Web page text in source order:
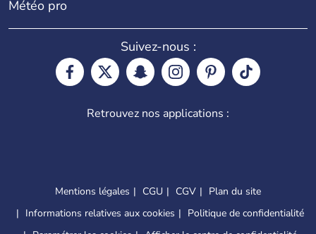
Météo pro
Suivez-nous :
Retrouvez nos applications :
Mentions légales CGU CGV
Plan du site
Informations relatives aux cookies
Politique de confidentialité